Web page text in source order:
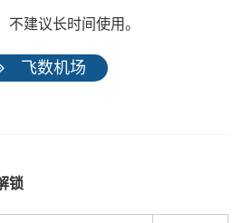
建议长时间使用。
飞数机场
锁